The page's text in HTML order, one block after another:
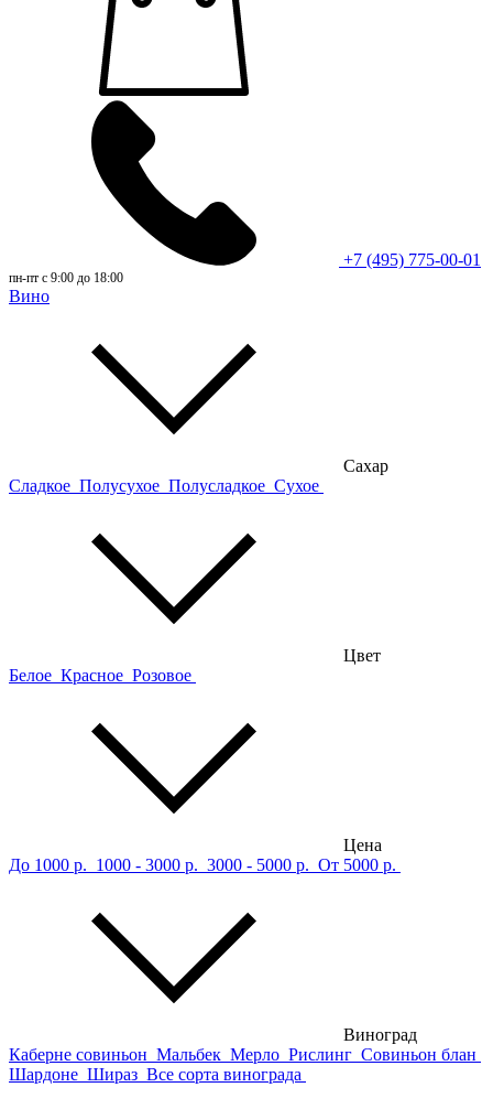
+7 (495) 775-00-01
пн-пт с 9:00 до 18:00
Вино
Сахар
Сладкое Полусухое Полусладкое Сухое
Цвет
Белое Красное Розовое
Цена
До 1000 р. 1000 - 3000 р. 3000 - 5000 р. От 5000 р.
Виноград
Каберне совиньон Мальбек Мерло Рислинг Совиньон блан
Шардоне Шираз Все сорта винограда